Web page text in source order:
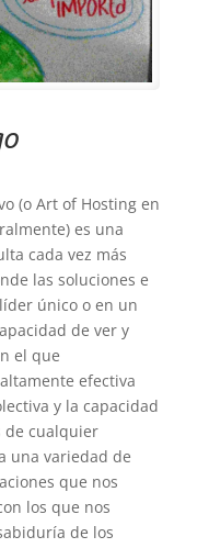
(o Art of Hosting en
es una
cada vez más
las soluciones e
único o en un
de ver y
el que
efectiva
y la capacidad
de cualquier
una variedad de
que nos
los que nos
de los